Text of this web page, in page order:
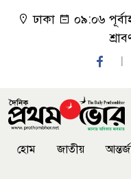
ঢাকা
০৯:০৬
হোম জাতীয়